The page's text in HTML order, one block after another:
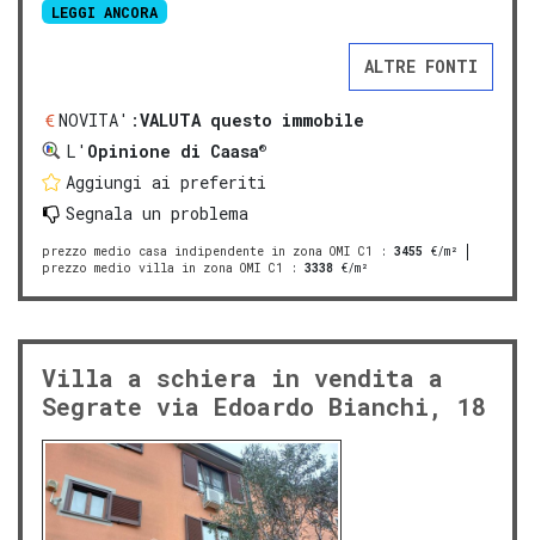
LEGGI ANCORA
ALTRE FONTI
NOVITA':VALUTA questo immobile
L' Opinione di Caasa®
Aggiungi ai preferiti
Segnala un problema
prezzo medio casa indipendente in zona OMI C1 : 3455 €/m²
prezzo medio villa in zona OMI C1
: 3338 €/m²
Villa a schiera in vendita a
Segrate via Edoardo Bianchi, 18